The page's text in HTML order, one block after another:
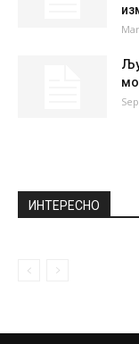
ИНТЕРЕСНО